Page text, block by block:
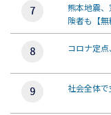
熊本地震
険者も【無
コロナ定
社会全体